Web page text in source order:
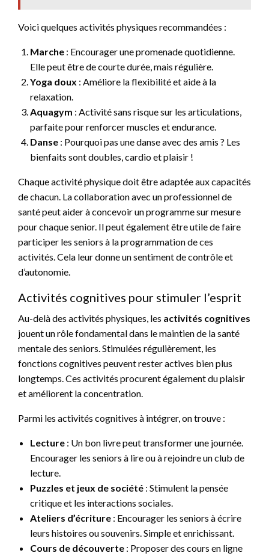
Voici quelques activités physiques recommandées :
Marche : Encourager une promenade quotidienne.
Elle peut être de courte durée, mais régulière.
Yoga doux : Améliore la flexibilité et aide à la
relaxation.
Aquagym : Activité sans risque sur les articulations,
parfaite pour renforcer muscles et endurance.
Danse : Pourquoi pas une danse avec des amis ? Les
bienfaits sont doubles, cardio et plaisir !
Chaque activité physique doit être adaptée aux capacités
de chacun. La collaboration avec un professionnel de
santé peut aider à concevoir un programme sur mesure
pour chaque senior. Il peut également être utile de faire
participer les seniors à la programmation de ces
activités. Cela leur donne un sentiment de contrôle et
d’autonomie.
Activités cognitives pour stimuler l’esprit
Au-delà des activités physiques, les activités cognitives
jouent un rôle fondamental dans le maintien de la santé
mentale des seniors. Stimulées régulièrement, les
fonctions cognitives peuvent rester actives bien plus
longtemps. Ces activités procurent également du plaisir
et améliorent la concentration.
Parmi les activités cognitives à intégrer, on trouve :
Lecture : Un bon livre peut transformer une journée.
Encourager les seniors à lire ou à rejoindre un club de
lecture.
Puzzles et jeux de société : Stimulent la pensée
critique et les interactions sociales.
Ateliers d’écriture : Encourager les seniors à écrire
leurs histoires ou souvenirs. Simple et enrichissant.
Cours de découverte : Proposer des cours en ligne